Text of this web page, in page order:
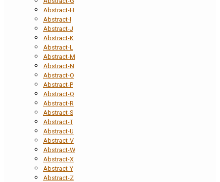
Abstract-H
Abstract-I
Abstract-J
Abstract-K
Abstract-L
Abstract-M
Abstract-N
Abstract-O
Abstract-P
Abstract-Q
Abstract-R
Abstract-S
Abstract-T
Abstract-U
Abstract-V
Abstract-W
Abstract-X
Abstract-Y
Abstract-Z